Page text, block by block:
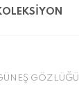
GÖZLÜĞÜ